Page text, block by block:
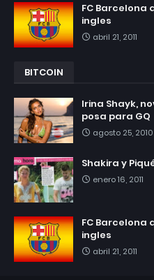
FC Barcelona
ingles
abril 21, 2011
BITCOIN
Irina Shayk,
posa para GQ
agosto 25, 2010
Shakira y
enero 16, 2011
FC Barcelona
ingles
abril 21, 2011